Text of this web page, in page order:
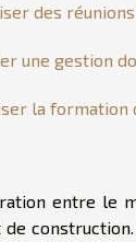
des
une gestion
la formation
entre le
de